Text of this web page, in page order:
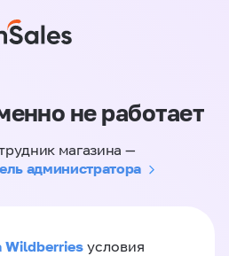
не работает
магазина —
администратора
Wildberries условия